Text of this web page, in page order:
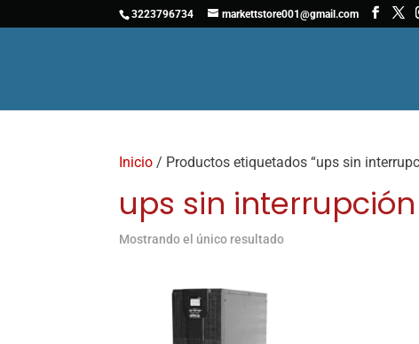
3223796734 markettstore001@gmail.com
Inicio / Productos etiquetados “ups sin
ups sin interrupción
Mostrando el único resultado